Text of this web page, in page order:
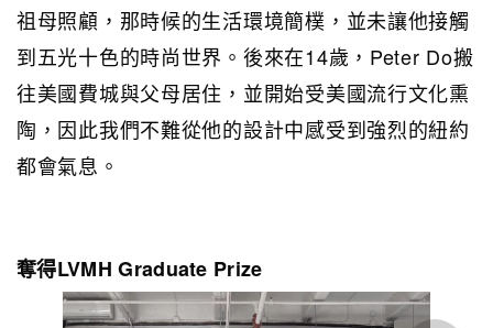
祖母照顧，那時候的生活環境簡樸，並未讓他接觸
到五光十色的時尚世界。後來在14歲，Peter Do搬
往美國費城與父母居住，並開始受美國流行文化熏
陶，因此我們不難從他的設計中感受到強烈的紐約
都會氣息。
奪得LVMH Graduate Prize